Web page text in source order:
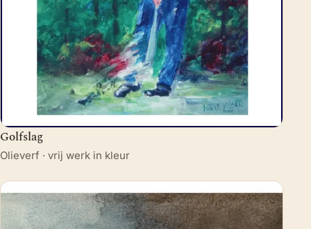
Golfslag
Olieverf · vrij werk in kleur